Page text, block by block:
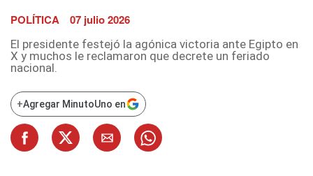
POLÍTICA 07 julio 2026
El presidente festejó la agónica victoria ante Egipto en
X y muchos le reclamaron que decrete un feriado
nacional.
+Agregar MinutoUno en